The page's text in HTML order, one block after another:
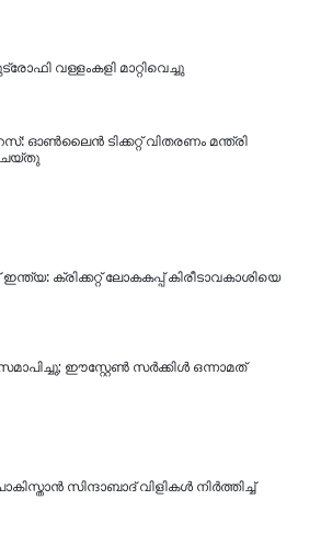
വള്ളംകളി മാറ്റിവെച്ചു
ഓൺലൈൻ ടിക്കറ്റ് വിതരണം മന്ത്രി
ഇന്ത്യ: ക്രിക്കറ്റ് ലോകകപ്പ് കിരീടാവകാശിയെ
ഈസ്റ്റേൺ സർക്കിൾ ഒന്നാമത്
സിന്ദാബാദ് വിളികള്‍ നിര്‍ത്തിച്ച്